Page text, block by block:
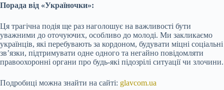
Порада від «Україночки»:
Ця трагічна подія ще раз наголошує на важливості бути
уважними до оточуючих, особливо до молоді. Ми закликаємо
українців, які перебувають за кордоном, будувати міцні соціальні
зв’язки, підтримувати одне одного та негайно повідомляти
правоохоронні органи про будь-які підозрілі ситуації чи злочини.
Подробиці можна знайти на сайті: glavcom.ua